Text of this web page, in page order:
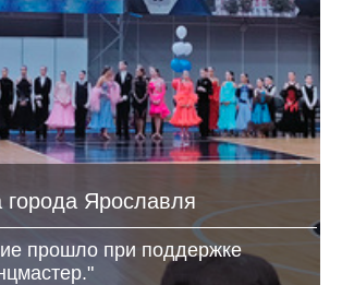
Ярославля
прошло при поддержке